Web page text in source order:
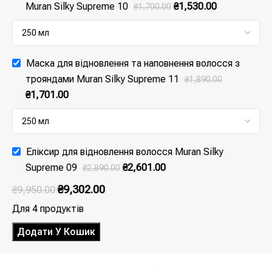
Muran Silky Supreme 10 ₴1,700.00 ₴1,530.00
Маска для відновлення та наповнення волосся з
трояндами Muran Silky Supreme 11
₴1,890.00
₴1,701.00
Еліксир для відновлення волосся Muran Silky
Supreme 09 ₴2,890.00 ₴2,601.00
₴9,950.00 ₴9,302.00
Для 4 продуктів
Додати У Кошик